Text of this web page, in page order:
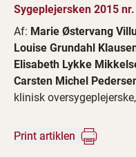
Sygeplejersken 2015
Af: Marie Østervang
Louise Grundahl
Elisabeth Lykke
Carsten Michel
klinisk
Print artiklen